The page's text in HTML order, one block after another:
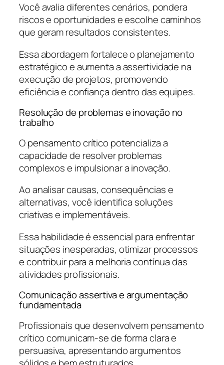
Você avalia diferentes cenários, pondera
riscos e oportunidades e escolhe caminhos
que geram resultados consistentes.
Essa abordagem fortalece o planejamento
estratégico e aumenta a assertividade na
execução de projetos, promovendo
eficiência e confiança dentro das equipes.
Resolução de problemas e inovação no
trabalho
O pensamento crítico potencializa a
capacidade de resolver problemas
complexos e impulsionar a inovação.
Ao analisar causas, consequências e
alternativas, você identifica soluções
criativas e implementáveis.
Essa habilidade é essencial para enfrentar
situações inesperadas, otimizar processos
e contribuir para a melhoria contínua das
atividades profissionais.
Comunicação assertiva e argumentação
fundamentada
Profissionais que desenvolvem pensamento
crítico comunicam-se de forma clara e
persuasiva, apresentando argumentos